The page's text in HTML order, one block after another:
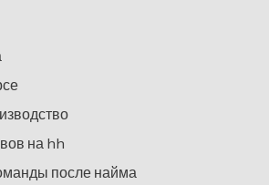
на hh
после найма